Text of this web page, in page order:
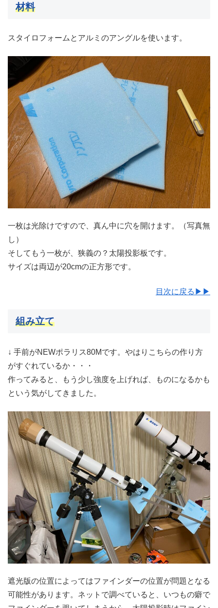
材料
スタイロフォームとアルミのアングルを使います。
一枚は光除けですので、真ん中に穴を開けます。（写真無
し）
そしてもう一枚が、狭義の？太陽投影板です。
サイズは両辺が20cmの正方形です。
目次に戻る▶▶
組み立て
↓ 手前がNEWポラリス80Mです。やはりこちらの作り方
がすぐれているか・・・
作ってみると、もう少し強度を上げれば、ものになるかも
という気がしてきました。
遮光版の位置によってはファインダーの位置が問題となる
可能性があります。ネットで調べていると、いつもの癖で